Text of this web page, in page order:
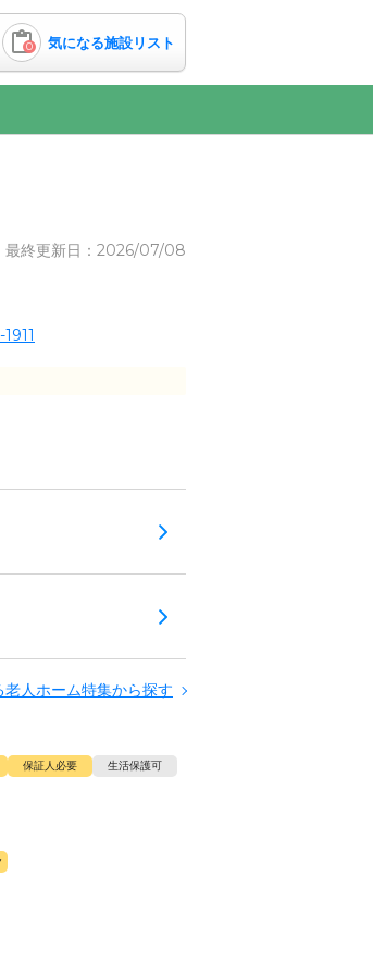
0 気になる施設リスト
最終更新日：2026/07/08
人ホーム特集から探す
保証人必要
生活保護可